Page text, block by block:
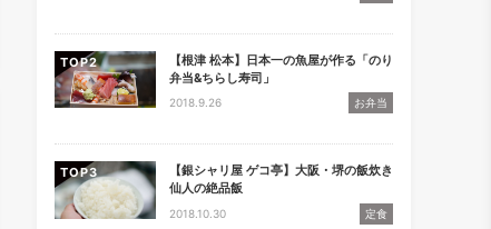
TOP
【根津 松本】日本一の魚屋が作る「のり
弁当&ちらし寿司」
2018.9.26 お弁当
TOP
【銀シャリ屋 ゲコ亭】大阪・堺の飯炊き
仙人の絶品飯
2018.10.30 定食